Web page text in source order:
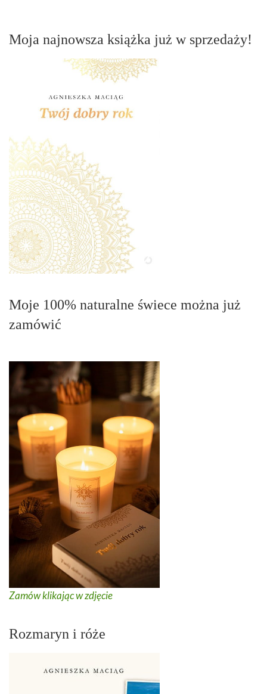
Moja najnowsza książka już w sprzedaży!
Moje 100% naturalne świece można już
zamówić
Zamów klikając w zdjęcie
Rozmaryn i róże